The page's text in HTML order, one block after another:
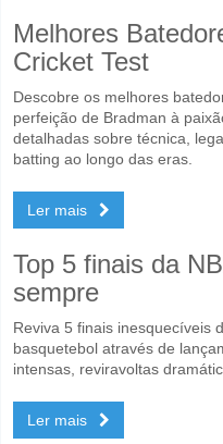
Melhores
Cricket Test
Descobre os melhores
perfeição de Bradman à
detalhadas sobre técnica,
batting ao longo das eras.
Ler mais
Top 5 finais da
sempre
Reviva 5 finais inesquecíveis
basquetebol através de
intensas, reviravoltas
Ler mais